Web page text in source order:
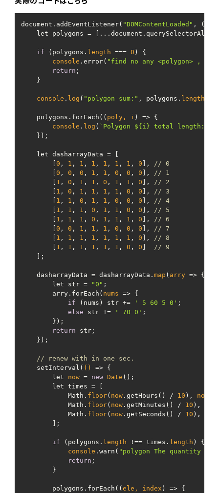
document.addEventListener( "DOMContentLoaded" , ()
    let polygons = [...document.querySelectorAll(
if (polygons. length === 0 ) {
console .error( "find no any <polygon> ,
return ;
    }
console . log ( "polygon sum:" , polygons. length
    polygons.forEach(
( poly, i ) => {
console . log ( `Polygon ${i} total length:`
    });
    let dasharrayData = [
0 , 1 , 1 , 1 , 1 , 1 , 1 , 0 ], // 0
0 , 0 , 0 , 1 , 1 , 0 , 0 , 0 ], // 1
1 , 0 , 1 , 1 , 0 , 1 , 1 , 0 ], // 2
1 , 0 , 1 , 1 , 1 , 1 , 0 , 0 ], // 3
1 , 1 , 0 , 1 , 1 , 0 , 0 , 0 ], // 4
1 , 1 , 1 , 0 , 1 , 1 , 0 , 0 ], // 5
1 , 1 , 1 , 0 , 1 , 1 , 1 , 0 ], // 6
0 , 0 , 1 , 1 , 1 , 0 , 0 , 0 ], // 7
1 , 1 , 1 , 1 , 1 , 1 , 1 , 0 ], // 8
1 , 1 , 1 , 1 , 1 , 1 , 0 , 0
// 9
    ];
    dasharrayData = dasharrayData.
map ( arry => {
        let str =
"0" ;
        arry.forEach(
nums => {
if (nums) str += ' 5 60 5 0' ;
else str += ' 70 0' ;
        });
return str;
    });
// renew with in one sec.
    setInterval(
() => {
        let
now = new Date ();
        let times = [
            Math.
floor( now.getHours() / 10 ), now
            Math.
floor( now.getMinutes() / 10 ),
            Math.
floor( now.getSeconds() / 10 ),
        ];
if (polygons. length !== times. length ) {
console .warn( "polygon The quantity
return ;
        }
        polygons.forEach(
( ele, index ) => {